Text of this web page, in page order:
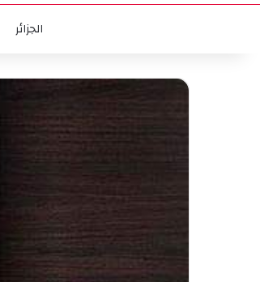
الجزائر